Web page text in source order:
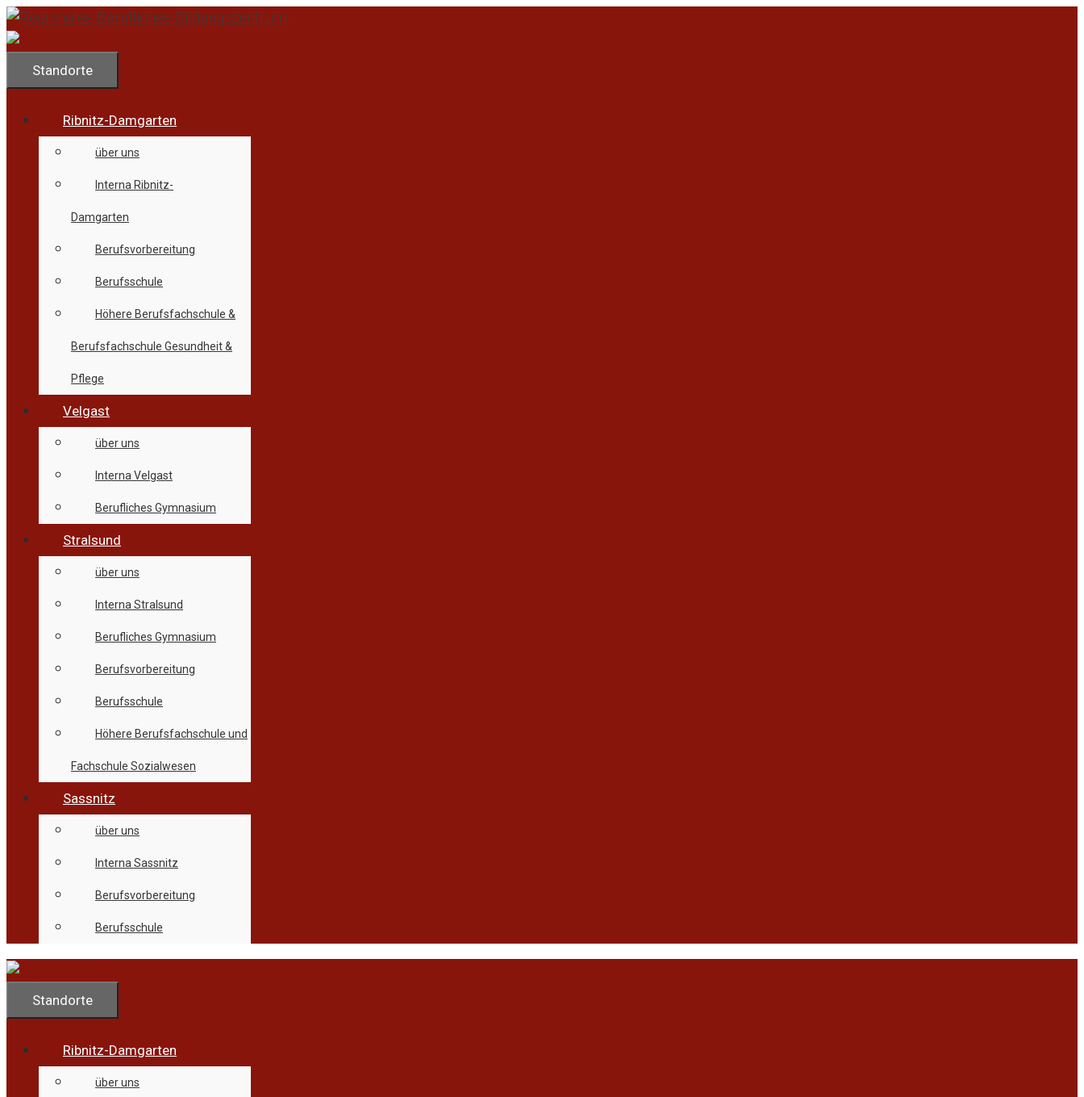
Zum
Inhalt
springenStandorte
Ribnitz-Damgarten
über uns
Interna Ribnitz-
Damgarten
Berufsvorbereitung
Berufsschule
Höhere Berufsfachschule &
Berufsfachschule Gesundheit &
Pflege
Velgast
über uns
Interna Velgast
Berufliches Gymnasium
Stralsund
über uns
Interna Stralsund
Berufliches Gymnasium
Berufsvorbereitung
Berufsschule
Höhere Berufsfachschule und
Fachschule Sozialwesen
Sassnitz
über uns
Interna Sassnitz
Berufsvorbereitung
Berufsschule
Standorte
Ribnitz-Damgarten
über uns